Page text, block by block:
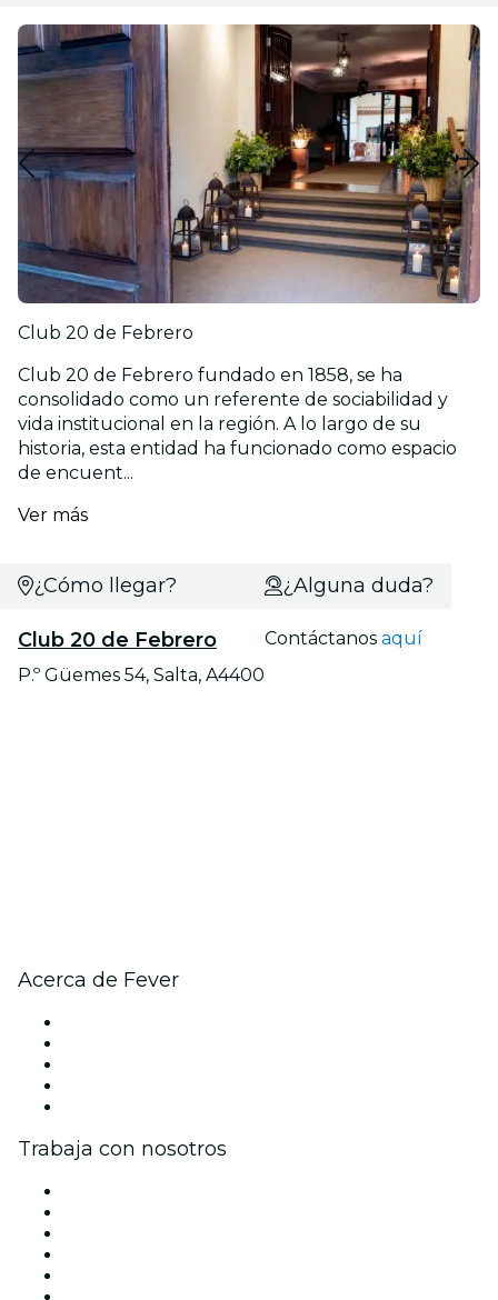
Club 20 de Febrero
Club 20 de Febrero fundado en 1858, se ha
consolidado como un referente de sociabilidad y
vida institucional en la región. A lo largo de su
historia, esta entidad ha funcionado como espacio
de encuent...
Ver más
¿Cómo llegar?
Club 20 de Febrero
P.º Güemes 54, Salta, A4400
¿Alguna duda?
Contáctanos aquí
Acerca de Fever
Trabaja con nosotros